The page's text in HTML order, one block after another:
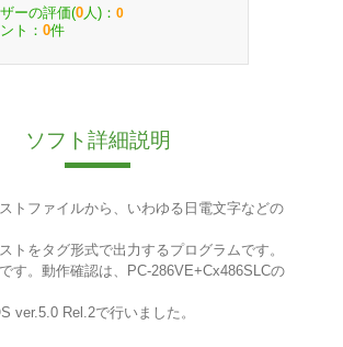
ーの評価(0 人)： 0
ト： 0件
ソフト詳細説明
トファイルから、いわゆる日電文字などの
トをタグ形式で出力するプログラムです。
す。動作確認は、PC-286VE+Cx486SLCの
ver.5.0 Rel.2で行いました。